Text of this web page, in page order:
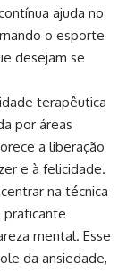
ajuda no
o esporte
desejam se
terapêutica
por áreas
a liberação
e à felicidade.
na técnica
praticante
mental. Esse
da ansiedade,